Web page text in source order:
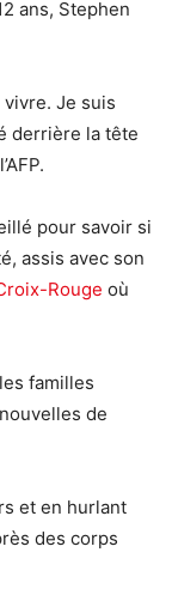
ans, Stephen
vivre. Je suis
derrière la tête
pour savoir si
assis avec son
Rouge où
familles
de
et en hurlant
des corps